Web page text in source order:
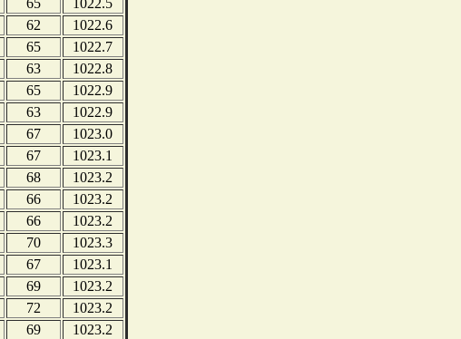
65
1022.5
62
1022.6
65
1022.7
63
1022.8
65
1022.9
63
1022.9
67
1023.0
67
1023.1
68
1023.2
66
1023.2
66
1023.2
70
1023.3
67
1023.1
69
1023.2
72
1023.2
69 1023.2